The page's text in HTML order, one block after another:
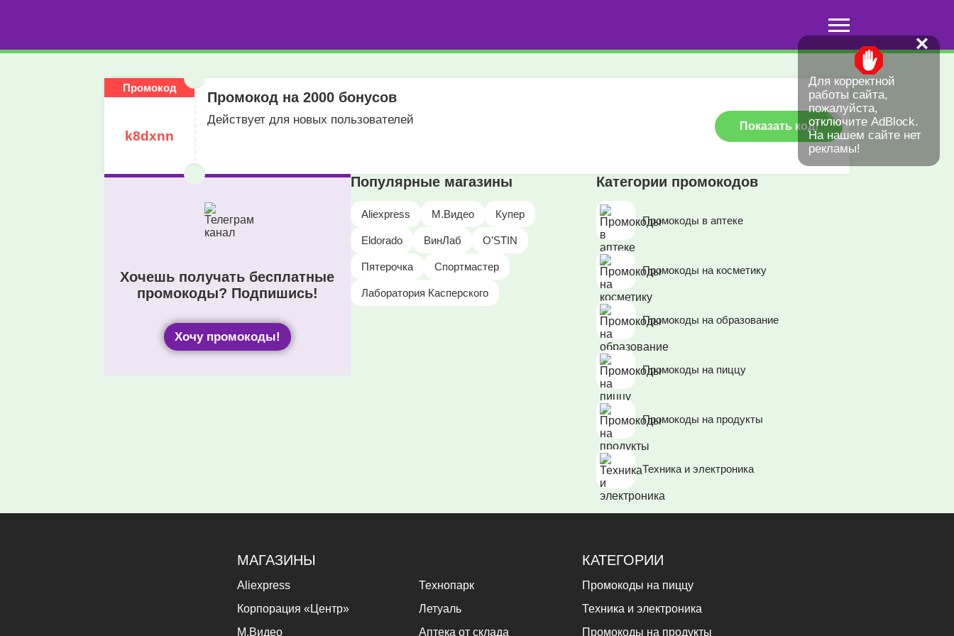
Промокод
k8dxnn
Промокод на 2000 бонусов
Действует для новых пользователей Показать код!
Хочешь получать бесплатные
промокоды? Подпишись!
Хочу промокоды!
Популярные магазины
Aliexpress М.Видео Купер
Eldorado ВинЛаб O’STIN
Пятерочка Спортмастер
Лаборатория Касперского
Категории промокодов
Промокоды в аптеке
Промокоды на косметику
Промокоды на образование
Промокоды на пиццу
Промокоды на продукты
Техника и электроника
МАГАЗИНЫ
Aliexpress
Технопарк
Корпорация «Центр»
Летуаль
М.Видео
Аптека от склада
КАТЕГОРИИ
Промокоды на пиццу
Техника и электроника
Промокоды на продукты
Для корректной
работы сайта,
пожалуйста,
отключите AdBlock.
На нашем сайте нет
рекламы!
✕